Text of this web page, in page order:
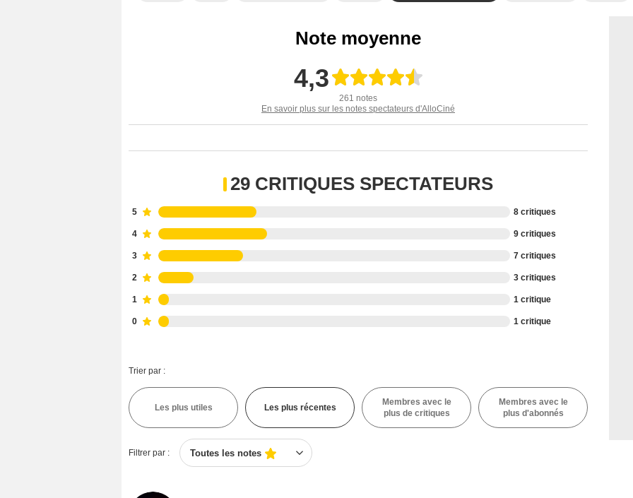
Note moyenne
4,3
261 notes
En savoir plus sur les notes spectateurs d'AlloCiné
29 CRITIQUES SPECTATEURS
5 8 critiques
4 9 critiques
3 7 critiques
2 3 critiques
1 1 critique
0 1 critique
Trier par :
Les plus utiles Les plus récentes
Membres avec le
plus de critiques
Membres avec le
plus d'abonnés
Filtrer par : Toutes les notes